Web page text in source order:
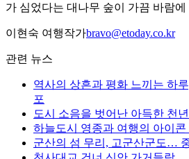
가 심었다는 대나무 숲이 가끔 바람에
이현숙 여행작가bravo@etoday.co.kr
관련 뉴스
역사의 상흔과 평화 느끼는 하
포
도시 소음을 벗어난 아득한 천
하늘도시 영종과 여행의 아이콘
군산의 섬 무리, 고군산군도…